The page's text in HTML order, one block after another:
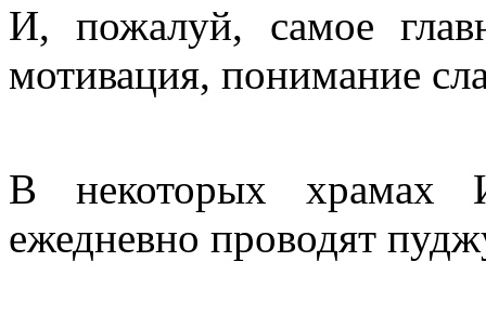
И, пожалуй, самое
мотивация, понимание
В некоторых храмах
ежедневно проводят